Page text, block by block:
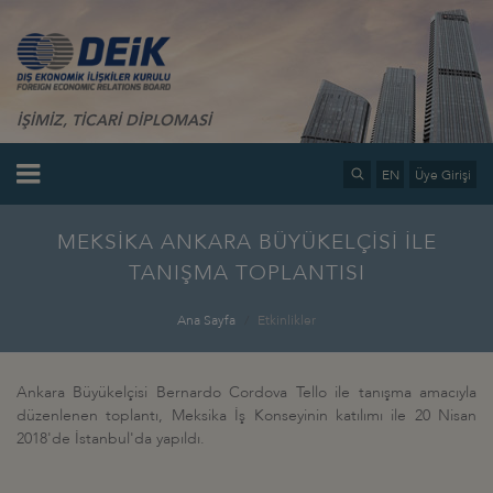
İŞİMİZ, TİCARİ DİPLOMASİ
EN Üye Girişi
MEKSİKA ANKARA BÜYÜKELÇİSİ İLE
TANIŞMA TOPLANTISI
Ana Sayfa Etkinlikler
Ankara Büyükelçisi Bernardo Cordova Tello ile tanışma amacıyla
düzenlenen toplantı, Meksika İş Konseyinin katılımı ile 20 Nisan
2018'de İstanbul'da yapıldı.